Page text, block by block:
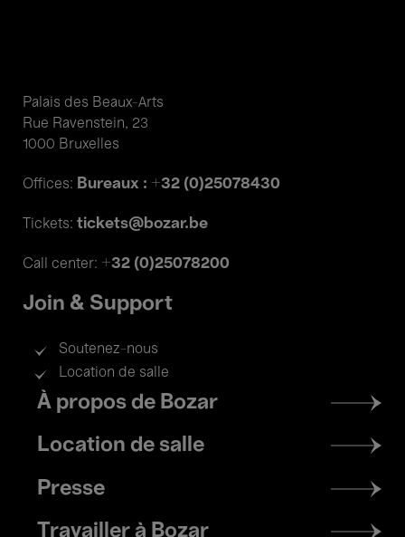
Palais des Beaux-Arts
Rue Ravenstein, 23
1000 Bruxelles
Offices: Bureaux : +32 (0)25078430
Tickets: tickets@bozar.be
Call center: +32 (0)25078200
Join & Support
Soutenez-nous
Location de salle
Footer
menu
À propos de Bozar
Location de salle
Presse
Travailler à Bozar